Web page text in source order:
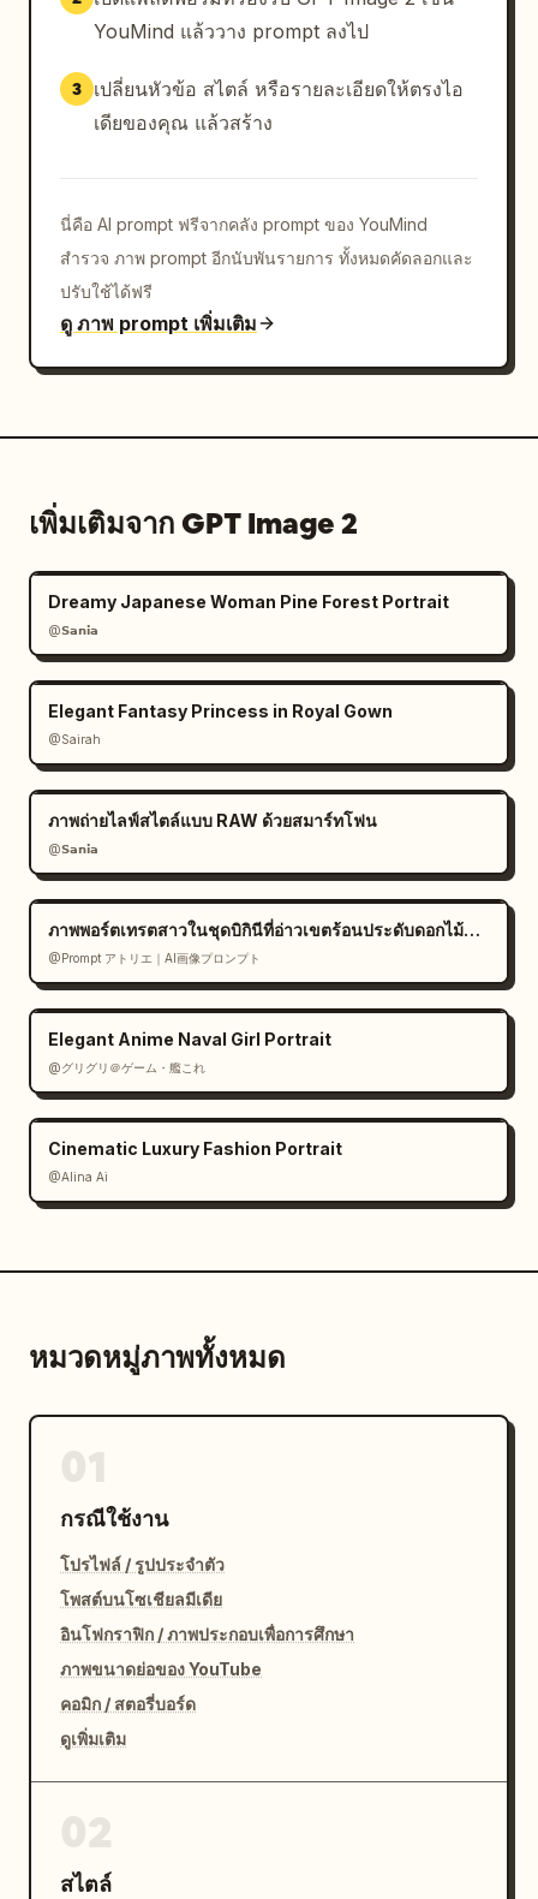
YouMind แล้ววาง prompt ลงไป
3
เปลี่ยนหัวข้อ สไตล์ หรือรายละเอียดให้ตรงไอ
เดียของคุณ แล้วสร้าง
นี่คือ AI prompt ฟรีจากคลัง prompt ของ YouMind
สำรวจ ภาพ prompt อีกนับพันรายการ ทั้งหมดคัดลอกและ
ปรับใช้ได้ฟรี
ดู ภาพ prompt เพิ่มเติม
เพิ่มเติมจาก GPT Image 2
Dreamy Japanese Woman Pine Forest Portrait
@𝗦𝗮𝗻𝗶𝗮
Elegant Fantasy Princess in Royal Gown
@Sairah
ภาพถ่ายไลฟ์สไตล์แบบ RAW ด้วยสมาร์ทโฟน
@𝗦𝗮𝗻𝗶𝗮
ภาพพอร์ตเทรตสาวในชุดบิกินีที่อ่าวเขตร้อนประดับดอกไม้สีขาว
@Prompt アトリエ｜AI画像プロンプト
Elegant Anime Naval Girl Portrait
@グリグリ＠ゲーム・艦これ
Cinematic Luxury Fashion Portrait
@Alina Ai
หมวดหมู่ภาพทั้งหมด
กรณีใช้งาน
โปรไฟล์ / รูปประจำตัว
โพสต์บนโซเชียลมีเดีย
อินโฟกราฟิก / ภาพประกอบเพื่อการศึกษา
ภาพขนาดย่อของ YouTube
คอมิก / สตอรี่บอร์ด
ดูเพิ่มเติม
สไตล์